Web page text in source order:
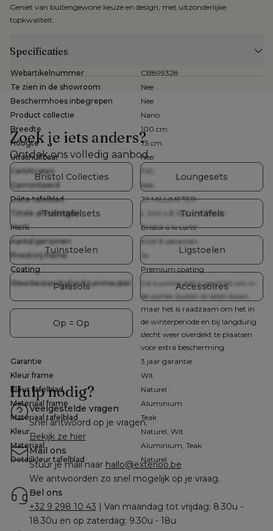
Geniet van buitengewone keuze en design, met uitzonderlijke
topkwaliteit.
Specificaties
Webartikelnummer
CB899328
Te zien in de showroom
Nee
Beschermhoes inbegrepen
Nee
Product collectie
Nano
Breedte
100 cm
Hoogte
75 cm
Uitschuifbaar
Nee
Certificaten
FSC
Gemonteerd
Nee
Dikte tafelblad
22 MILLIMETER
Totale afmetingen
L 240 x B 100 x H 75 cm
Merk
Bristol à la carte
Aantal personen
6 tot 8 personen
Roestvrij frame
Ja
Coating
Premium coating
Weerbestendigheid tuinmeubel
Dit tuinmeubel is geschikt om in
de zomer buiten te laten staan,
maar het is raadzaam om het in
de winterperiode en bij langdurig
slecht weer overdekt te plaatsen
voor extra bescherming.
Garantie
3 jaar garantie
Kleur frame
Wit
Kleur tafelblad
Naturel
Materiaal frame
Aluminium
Materiaal tafelblad
Teak
Kleur
Naturel, Wit
Materiaal
Aluminium, Teak
Detailkleur tafelblad
Naturel
Zoek je iets anders?
Ontdek ons volledig aanbod
Bristol Collecties Loungesets
Tuintafelsets Tuintafels
Tuinstoelen Ligstoelen
Parasols Accessoires
Op = Op
Hulp nodig?
Veelgestelde vragen
Snel antwoord op je vragen.
Bekijk ze hier
Mail ons
Stuur je mail naar hallo@exterioo.be
We antwoorden zo snel mogelijk op je vraag.
Bel ons
+32 9 298 10 43 | Van maandag tot vrijdag: 8.30u -
18.30u en op zaterdag: 9.30u - 18u